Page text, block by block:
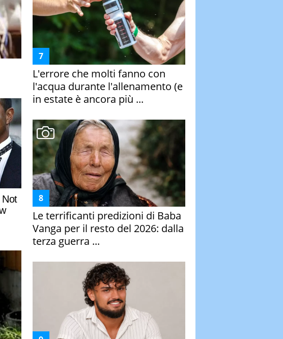
L'errore che molti fanno con
l'acqua durante l'allenamento (e
in estate è ancora più ...
Le terrificanti predizioni di Baba
Vanga per il resto del 2026: dalla
terza guerra ...